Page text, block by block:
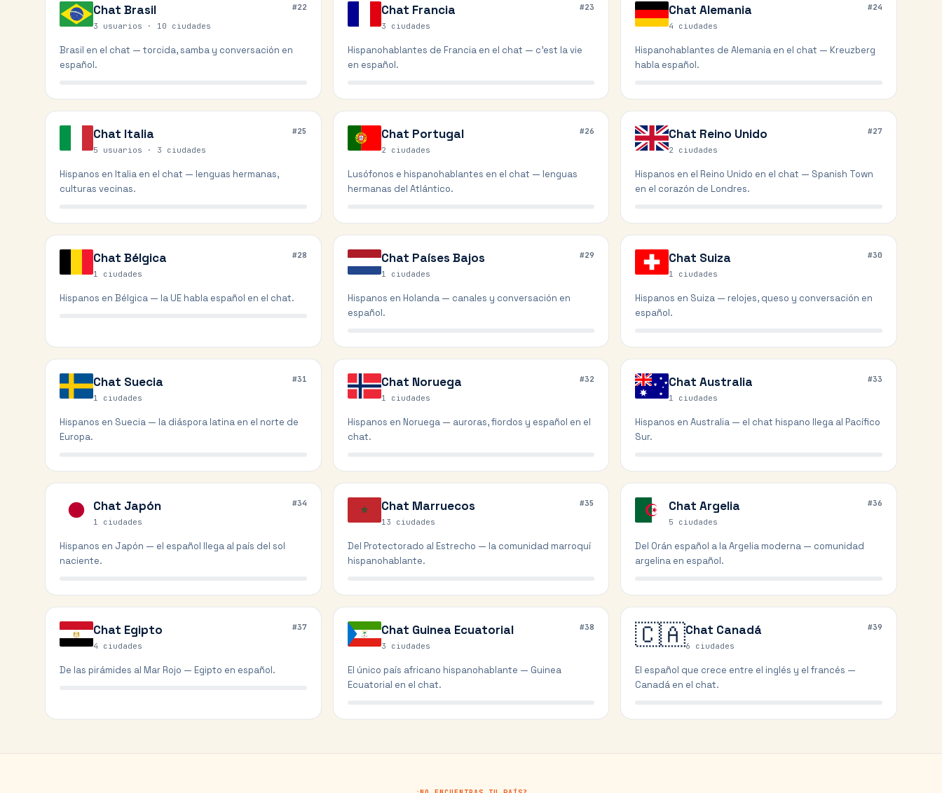
Chat Brasil
3 usuarios · 10 ciudades
#22
Brasil en el chat — torcida, samba y conversación en
español.
Chat Francia
3 ciudades
#23
Hispanohablantes de Francia en el chat — c'est la vie
en español.
ChatAlemania
4 ciudades
#24
Hispanohablantes de Alemania en el chat — Kreuzberg
habla español.
Chat Italia
5 usuarios · 3 ciudades
#25
Hispanos en Italia en el chat — lenguas hermanas,
culturas vecinas.
Chat Portugal
2 ciudades
#26
Lusófonos e hispanohablantes en el chat — lenguas
hermanas del Atlántico.
Chat Reino Unido
2 ciudades
#27
Hispanos en el Reino Unido en el chat — Spanish Town
en el corazón de Londres.
Chat Bélgica
1 ciudades
#28
Hispanos en Bélgica — la UE habla español en el chat.
Chat Países Bajos
1 ciudades
#29
Hispanos en Holanda — canales y conversación en
español.
Chat Suiza
1 ciudades
#30
Hispanos en Suiza — relojes, queso y conversación en
español.
Chat Suecia
1 ciudades
#31
Hispanos en Suecia — la diáspora latina en el norte de
Europa.
Chat Noruega
1 ciudades
#32
Hispanos en Noruega — auroras, fiordos y español en el
chat.
ChatAustralia
1 ciudades
#33
Hispanos en Australia — el chat hispano llega al Pacífico
Sur.
Chat Japón
1 ciudades
#34
Hispanos en Japón — el español llega al país del sol
naciente.
Chat Marruecos
13 ciudades
#35
Del Protectorado al Estrecho — la comunidad marroquí
hispanohablante.
ChatArgelia
5 ciudades
#36
Del Orán español a la Argelia moderna — comunidad
argelina en español.
Chat Egipto
4 ciudades
#37
De las pirámides al Mar Rojo — Egipto en español.
Chat Guinea Ecuatorial
3 ciudades
#38
El único país africano hispanohablante — Guinea
Ecuatorial en el chat.
🇨🇦Chat Canadá
6 ciudades
#39
El español que crece entre el inglés y el francés —
Canadá en el chat.